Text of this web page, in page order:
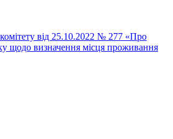
від 25.10.2022 № 277 «Про
щодо визначення місця проживання